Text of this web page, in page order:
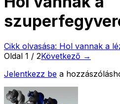
Cikk olvasása: Hol vannak a
Oldal 1 / 2Következő →
Jelentkezz be a